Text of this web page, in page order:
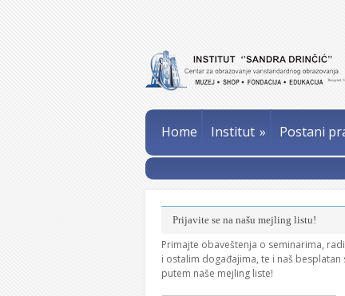
Home Institut » Postani
Prijavite se na našu mejling listu!
Primajte obaveštenja o seminarima,
i ostalim događajima, te i naš besplatan
putem naše mejling liste!